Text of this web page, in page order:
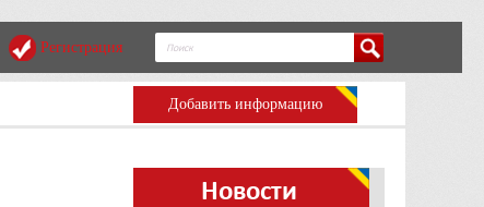
Регистрация
Добавить информацию
Новости